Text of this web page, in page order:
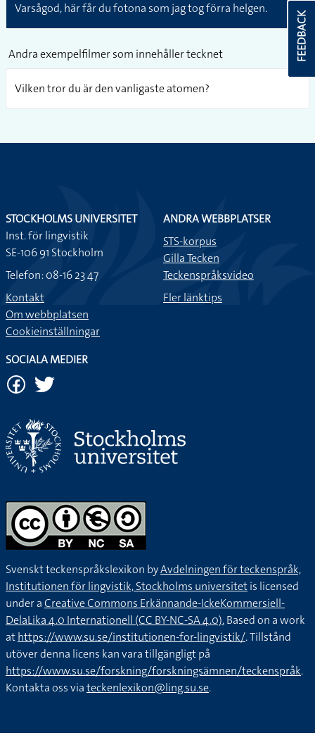
Varsågod, här får du fotona som jag tog förra helgen.
Andra exempelfilmer som innehåller tecknet
Vilken tror du är den vanligaste atomen?
FEEDBACK
STOCKHOLMS UNIVERSITET
Inst. för lingvistik
SE-106 91 Stockholm
Telefon: 08-16 23 47
Kontakt
Om webbplatsen
Cookieinställningar
ANDRA WEBBPLATSER
STS-korpus
Gilla Tecken
Teckenspråksvideo
Fler länktips
SOCIALA MEDIER
Svenskt teckenspråkslexikon byAvdelningen för teckenspråk,
Institutionen för lingvistik, Stockholms universitetis licensed
under aCreative Commons Erkännande-IckeKommersiell-
DelaLika 4.0 Internationell (CC BY-NC-SA 4.0).Based on a work
athttps://www.su.se/institutionen-for-lingvistik/. Tillstånd
utöver denna licens kan vara tillgängligt på
https://www.su.se/forskning/forskningsämnen/teckenspråk.
Kontakta oss viateckenlexikon@ling.su.se.